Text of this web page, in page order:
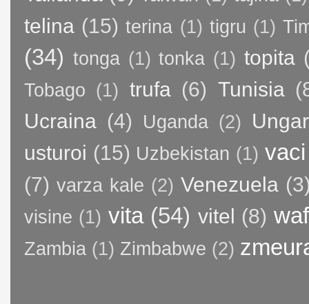
telina (15) terina (1) tigru (1)
(34) tonga (1) tonka (1) topita
Tobago (1) trufa (6) Tunisia
Ucraina (4) Uganda (2)
usturoi (15) Uzbekistan (1) vaci
(7) varza kale (2) Venezuela
visine (1) vita (54) vitel (8)
Zambia (1) Zimbabwe (2)